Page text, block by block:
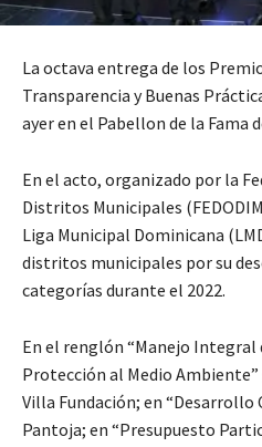
La octava entrega de los
Transparencia y Buenas
ayer en el Pabellon de la Fama
En el acto, organizado por la
Distritos Municipales
Liga Municipal Dominicana
distritos municipales por su
categorías durante el 2022.
En el renglón “Manejo Integral
Protección al Medio
Villa Fundación; en “Desarrollo
Pantoja; en “Presupuesto